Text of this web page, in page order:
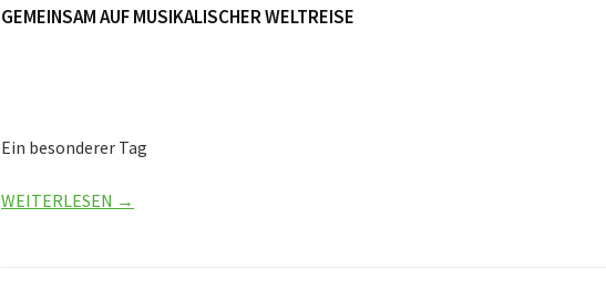
GEMEINSAM AUF MUSIKALISCHER WELTREISE
Ein besonderer Tag
WEITERLESEN →